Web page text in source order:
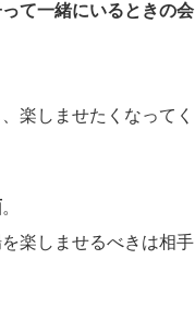
て一緒にいるときの会
楽しませたくなってく
。
楽しませるべきは相手